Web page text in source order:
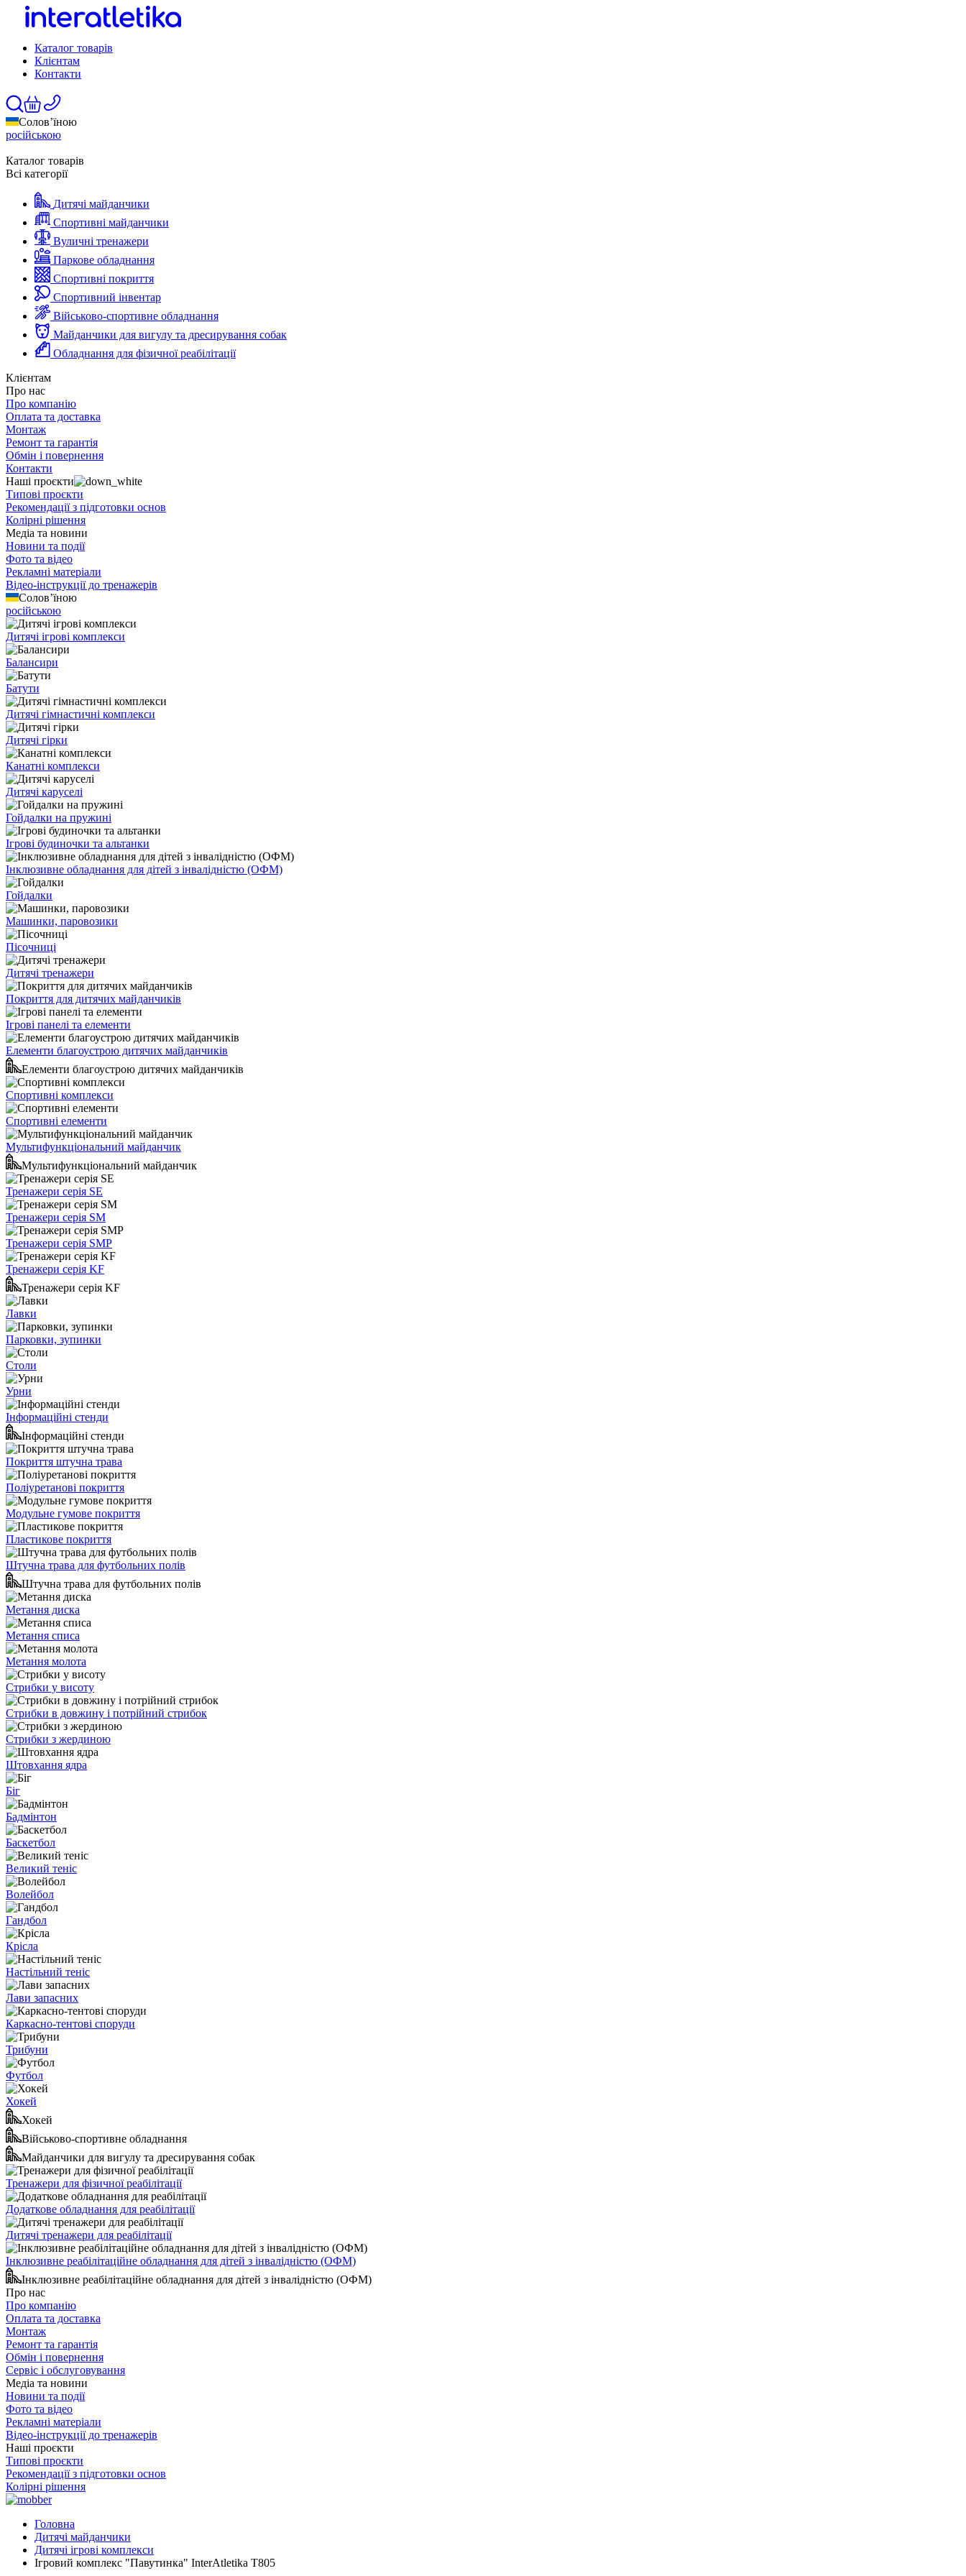
Каталог товарів
Клієнтам
Контакти
Солов’їною
російською
Каталог товарів
Всі категорії
Дитячі майданчики
Спортивні майданчики
Вуличні тренажери
Паркове обладнання
Спортивні покриття
Спортивний інвентар
Військово-спортивне обладнання
Майданчики для вигулу та дресирування собак
Обладнання для фізичної реабілітації
Клієнтам
Про нас
Про компанію
Оплата та доставка
Монтаж
Ремонт та гарантія
Обмін і повернення
Контакти
Наші проєкти
Типові проєкти
Рекомендації з підготовки основ
Колірні рішення
Медіа та новини
Новини та події
Фото та відео
Рекламні матеріали
Відео-інструкції до тренажерів
Солов’їною
російською
Дитячі ігрові комплекси
Балансири
Батути
Дитячі гімнастичні комплекси
Дитячі гірки
Канатні комплекси
Дитячі каруселі
Гойдалки на пружині
Ігрові будиночки та альтанки
Інклюзивне обладнання для дітей з інвалідністю (ОФМ)
Гойдалки
Машинки, паровозики
Пісочниці
Дитячі тренажери
Покриття для дитячих майданчиків
Ігрові панелі та елементи
Елементи благоустрою дитячих майданчиків
Елементи благоустрою дитячих майданчиків
Спортивні комплекси
Спортивні елементи
Мультифункціональний майданчик
Мультифункціональний майданчик
Тренажери серія SE
Тренажери серія SM
Тренажери серія SMP
Тренажери серія KF
Тренажери серія KF
Лавки
Парковки, зупинки
Столи
Урни
Інформаційні стенди
Інформаційні стенди
Покриття штучна трава
Поліуретанові покриття
Модульне гумове покриття
Пластикове покриття
Штучна трава для футбольних полів
Штучна трава для футбольних полів
Метання диска
Метання списа
Метання молота
Стрибки у висоту
Стрибки в довжину і потрійний стрибок
Стрибки з жердиною
Штовхання ядра
Біг
Бадмінтон
Баскетбол
Великий теніс
Волейбол
Гандбол
Крісла
Настільний теніс
Лави запасних
Каркасно-тентові споруди
Трибуни
Футбол
Хокей
Хокей
Військово-спортивне обладнання
Майданчики для вигулу та дресирування собак
Тренажери для фізичної реабілітації
Додаткове обладнання для реабілітації
Дитячі тренажери для реабілітації
Інклюзивне реабілітаційне обладнання для дітей з інвалідністю (ОФМ)
Інклюзивне реабілітаційне обладнання для дітей з інвалідністю (ОФМ)
Про нас
Про компанію
Оплата та доставка
Монтаж
Ремонт та гарантія
Обмін і повернення
Сервіс і обслуговування
Медіа та новини
Новини та події
Фото та відео
Рекламні матеріали
Відео-інструкції до тренажерів
Наші проєкти
Типові проєкти
Рекомендації з підготовки основ
Колірні рішення
Головна
Дитячі майданчики
Дитячі ігрові комплекси
Ігровий комплекс "Павутинка" InterAtletika Т805